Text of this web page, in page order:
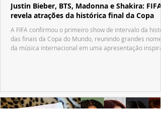
Justin Bieber, BTS, Madonna e Shakira: FIFA
revela atrações da histórica final da Copa
A FIFA confirmou o primeiro show de intervalo da
das finais da Copa do Mundo, reunindo grandes nomes
da música internacional em uma apresentação